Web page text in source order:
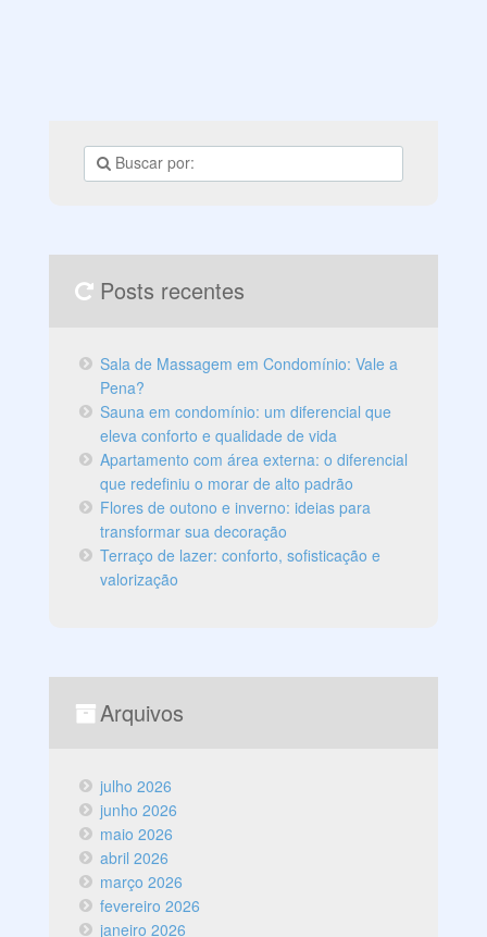
Posts recentes
Sala de Massagem em Condomínio: Vale a
Pena?
Sauna em condomínio: um diferencial que
eleva conforto e qualidade de vida
Apartamento com área externa: o diferencial
que redefiniu o morar de alto padrão
Flores de outono e inverno: ideias para
transformar sua decoração
Terraço de lazer: conforto, sofisticação e
valorização
Arquivos
julho 2026
junho 2026
maio 2026
abril 2026
março 2026
fevereiro 2026
janeiro 2026